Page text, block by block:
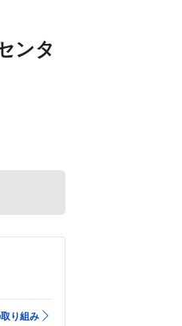
ンタ
り組み